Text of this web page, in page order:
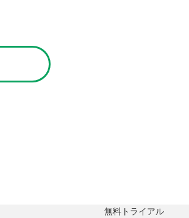
無料トライアル